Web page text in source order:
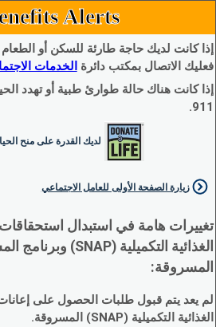
Alerts
إذا كانت لديك حاجة طارئة للسكن أو الطعام
فعليك الاتصال بمكتب دائرة الخدمات
إذا كانت هناك حالة طوارئ طبية أو تهدد
911.
لديك القدرة على منح
زيارة الصفحة الأولى للعامل الاجتماعي
تغييرات هامة في استبدال
المسروقة:
لم يعد يتم قبول طلبات الحصول على
الغذائية التكميلية (SNAP) المسروقة.